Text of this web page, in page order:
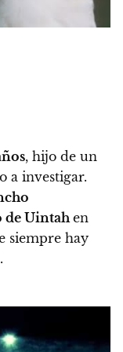
, hijo de un
a investigar.
de Uintahen
siempre hay